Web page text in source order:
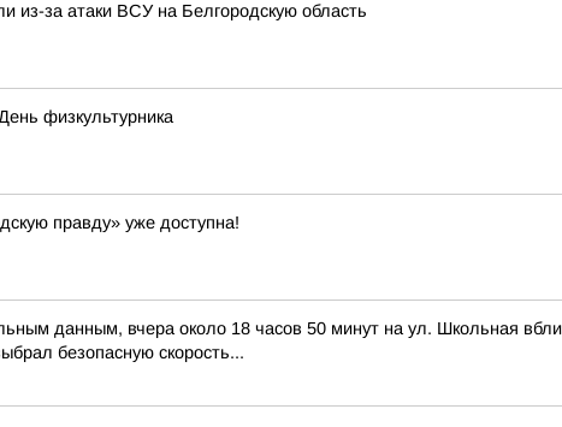
из-за атаки ВСУ на Белгородскую область
физкультурника
правду» уже доступна!
данным, вчера около 18 часов 50 минут на ул. Школьная
безопасную скорость...